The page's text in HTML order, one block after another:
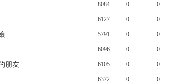
8084 0 0
6127 0 0
5791 0 0
6096 0 0
朋友 6105 0 0
6372 0 0